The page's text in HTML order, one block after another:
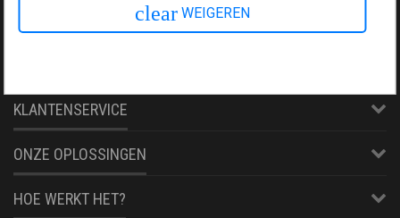
KLANTENSERVICE
ONZE OPLOSSINGEN
HOE WERKT HET?
clear WEIGEREN